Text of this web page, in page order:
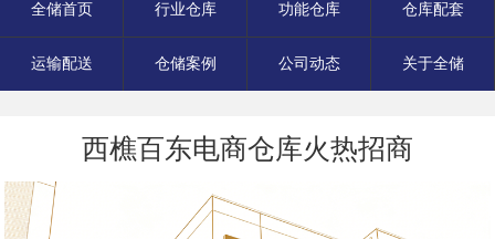
全储首页 行业仓库 功能仓库 仓库配套
运输配送 仓储案例 公司动态 关于全储
西樵百东电商仓库火热招商